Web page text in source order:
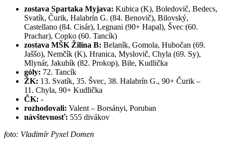
zostava Spartaka Myjava: Kubica (K), Boledovič, Bedecs,
Svatík, Čurik, Halabrín G. (84. Benovič), Bilovský,
Castellano (84. Cisár), Legnani (90+ Hapal), Švec (60.
Prachar), Copko (60. Tancík)
zostava MŠK Žilina B: Belaník, Gomola, Hubočan (69.
Jaššo), Nemčík (K), Hranica, Myslovič, Chyla (69. Sy),
Mlynár, Jakubík (82. Prokop), Bile, Kudlička
góly: 72. Tancík
ŽK: 13. Svatík, 35. Švec, 38. Halabrín G., 90+ Čurik –
11. Chyla, 90+ Kudlička
ČK: -
rozhodovali: Valent – Borsányi, Poruban
návštevnosť: 555 divákov
foto: Vladimír Pyxel Domen